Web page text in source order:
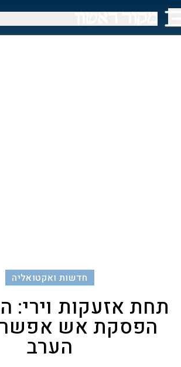
חדשות ואקטואליה
תחת אזעקות וירי:
הפסקת אש
הערב